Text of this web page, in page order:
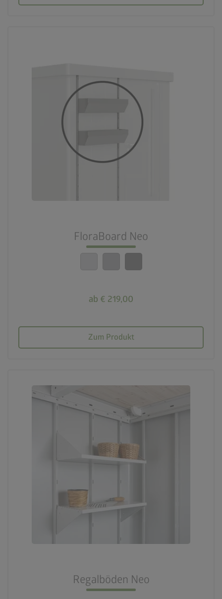
FloraBoard Neo
ab € 219,00
Zum Produkt
Regalböden Neo